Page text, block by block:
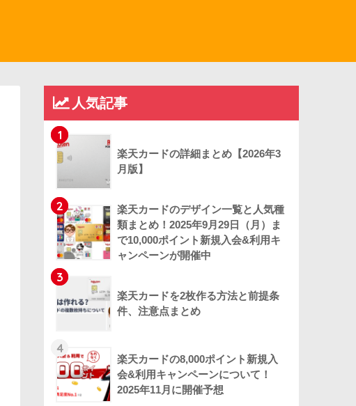
人気記事
1
楽天カードの詳細まとめ【2026年3
月版】
2
楽天カードのデザイン一覧と人気種
類まとめ！2025年9月29日（月）ま
で10,000ポイント新規入会&利用キ
ャンペーンが開催中
3
楽天カードを2枚作る方法と前提条
件、注意点まとめ
4
楽天カードの8,000ポイント新規入
会&利用キャンペーンについて！
2025年11月に開催予想